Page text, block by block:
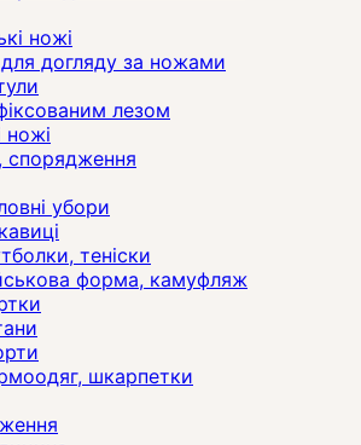
ножі
догляду за ножами
лезом
ножі
спорядження
убори
теніски
форма, камуфляж
шкарпетки